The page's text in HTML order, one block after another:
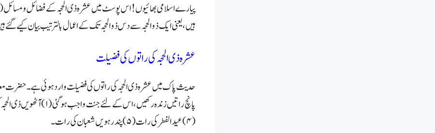
ہیں، یعنی ایک ذوالحجہ سے دس ذوالحجہ تک کے اعمال بالترتیب بیان کیے گئے
عشرہ ذی الحجہ کی راتوں کی فضیلت
حدیث پاک میں عشرہ ذی الحجہ کی راتوں کی فضیلت وارد ہوئی ہے۔ حضرت
(۴) عید الفطر کی رات(۵) پندرہویں شعبان کی رات ۔